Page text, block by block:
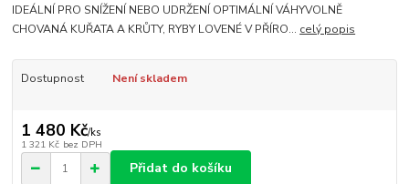
IDEÁLNÍ PRO SNÍŽENÍ NEBO UDRŽENÍ OPTIMÁLNÍ VÁHYVOLNĚ
CHOVANÁ KUŘATA A KRŮTY, RYBY LOVENÉ V PŘÍRO... celý popis
Dostupnost Není skladem
1 480 Kč/ks
1 321 Kč bez DPH
Přidat do košíku